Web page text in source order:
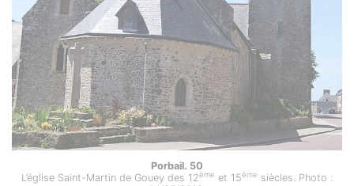
Porbail. 50
L’église Saint-Martin de Gouey des 12ème et 15ème siècles. Photo :